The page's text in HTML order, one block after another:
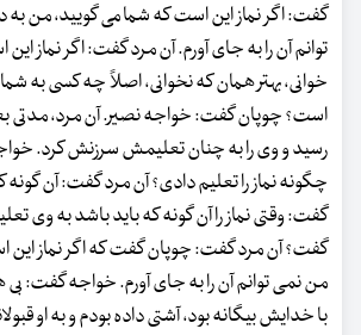
گفت: اگر نماز این است که شما می گویید، من
توانم آن را به جای آورم. آن مرد گفت: اگر نماز
خوانی، بهتر همان که نخوانی، اصلاً چه کسی به
است؟ چوپان گفت: خواجه نصیر. آن مرد،
رسید و وی را به چنان تعلیمش سرزنش کرد.
چگونه نماز را تعلیم دادی؟ آن مرد گفت: آن
گفت: وقتی نماز را آن گونه که باید باشد به وی
گفت؟ آن مرد گفت: چوپان گفت که اگر نماز این
من نمی توانم آن را به جای آورم. خواجه گفت:
با خدایش بیگانه بود، آشتی داده بودم و به او